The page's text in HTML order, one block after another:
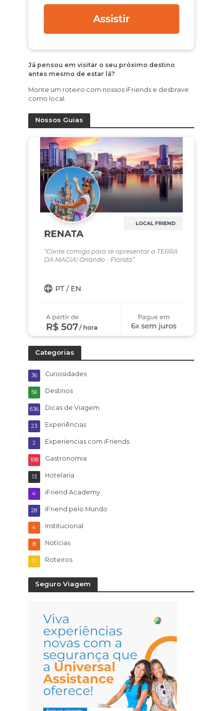
Já pensou em visitar o seu próximo destino
antes mesmo de estar lá?
Monte um roteiro com nossos iFriends e desbrave
como local.
Nossos Guias
Categorias
Curiosidades
36
Destinos
56
Dicas de Viagem
636
Experiências
23
Experiencias com iFriends
2
Gastronomia
108
Hotelaria
13
iFriend Academy
4
iFriend pelo Mundo
28
Institucional
4
Notícias
8
Roteiros
17
Seguro Viagem